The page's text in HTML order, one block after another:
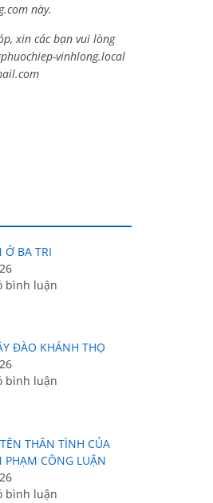
này.
xin các bạn vui lòng
vinhlong.local
Ở BA TRI
bình luận
ĐÀO KHÁNH THỌ
bình luận
THÂN TÌNH CỦA
PHẠM CÔNG LUẬN
bình luận